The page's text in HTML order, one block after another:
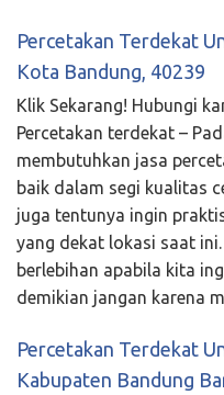
Percetakan Terdekat
Kota Bandung, 40239
Klik Sekarang! Hubungi
Percetakan terdekat –
membutuhkan jasa
baik dalam segi kualitas
juga tentunya ingin
yang dekat lokasi saat
berlebihan apabila kita
demikian jangan karena
Percetakan Terdekat
Kabupaten Bandung